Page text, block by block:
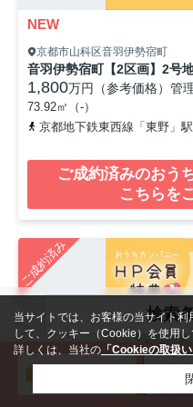
NEW
京都市山科区音羽伊勢宿町
音羽伊勢宿町【2区画】2号
1,800万円（参考価格） 管
73.92㎡（-）
京都地下鉄東西線「東野」
ご成約済みのおう
こちらを
ご成約済み
検索
当サイトでは、お客様の当サイト
して、クッキー（Cookie）を使用し
詳しくは、当社の 「Cookieの取扱